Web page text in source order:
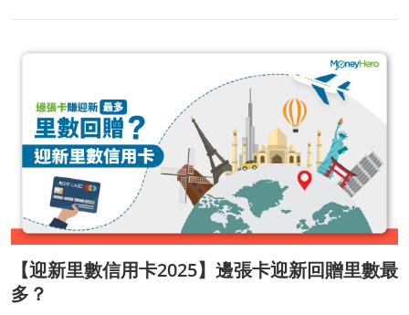
【迎新里數信用卡2025】邊張卡迎新回贈里數最
多？